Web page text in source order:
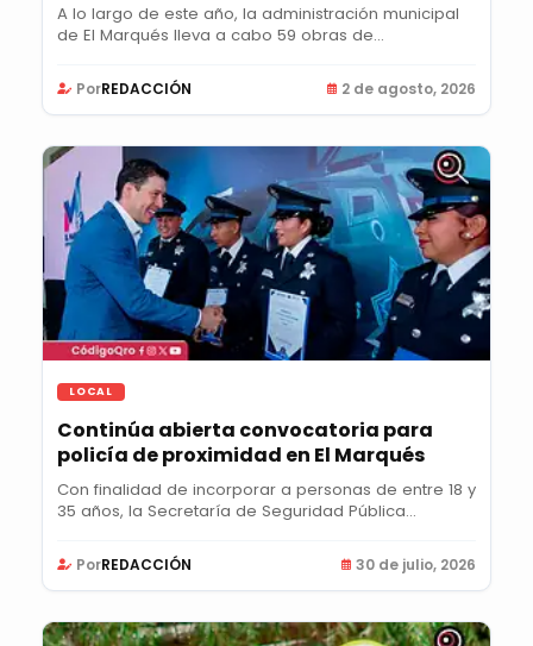
A lo largo de este año, la administración municipal
de El Marqués lleva a cabo 59 obras de...
PorREDACCIÓN 2 de agosto, 2026
LOCAL
Continúa abierta convocatoria para
policía de proximidad en El Marqués
Con finalidad de incorporar a personas de entre 18 y
35 años, la Secretaría de Seguridad Pública...
PorREDACCIÓN 30 de julio, 2026